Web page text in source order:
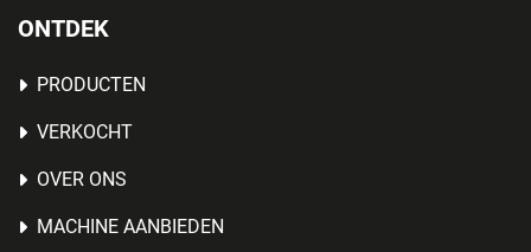
ONTDEK
PRODUCTEN
VERKOCHT
OVER ONS
MACHINE AANBIEDEN